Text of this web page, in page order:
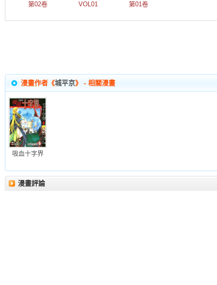
第02卷
VOL01 第01卷
漫畫作者《城平京》 - 相關漫畫
吸血十字界
漫畫評論